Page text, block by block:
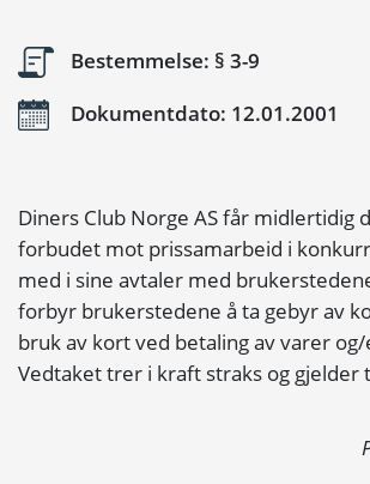
Bestemmelse: § 3-9
Dokumentdato: 12.01.2001
Diners Club Norge AS får midlertidig
forbudet mot prissamarbeid i
med i sine avtaler med
forbyr brukerstedene å ta gebyr av
bruk av kort ved betaling av varer
Vedtaket trer i kraft straks og gjelder